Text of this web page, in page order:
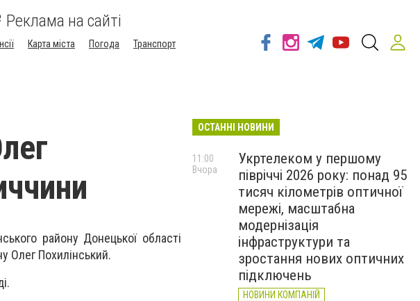
Реклама на сайті
Карта міста Погода
Транспорт
району До­нець­кої об­ласті
Олег По­хи­лінсь­кий.
ОСТАННІ НОВИНИ
Укртелеком у першому
півріччі 2026 року: понад 95
тисяч кілометрів оптичної
мережі, масштабна
модернізація
інфраструктури та
зростання нових оптичних
підключень
НОВИНИ КОМПАНІЙ
11:00
Вчора